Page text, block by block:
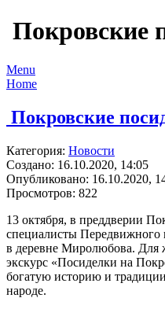
Покровские
Menu
Home
Покровские
Категория: Новости
Создано: 16.10.2020, 14:05
Опубликовано: 16.10.2020,
Просмотров: 822
13 октября, в преддверии
специалисты Передвижного
в деревне Миролюбова. Для
экскурс «Посиделки на
богатую историю и
народе.